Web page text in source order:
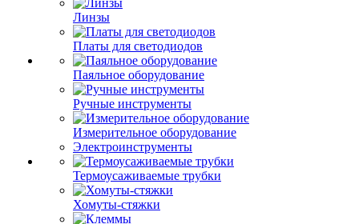
Линзы
Платы для светодиодов
Паяльное оборудование
Ручные инструменты
Измерительное оборудование
Электроинструменты
Термоусаживаемые трубки
Хомуты-стяжки